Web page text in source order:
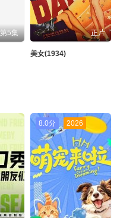
第5集 正片
美女(1934)
8.0分 2026